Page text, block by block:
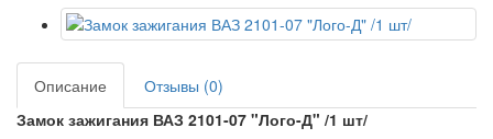
Описание
Отзывы (0)
Замок зажигания ВАЗ 2101-07 "Лого-Д" /1 шт/